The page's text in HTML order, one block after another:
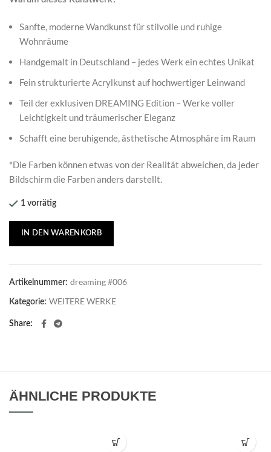
Sanfte, moderne Wandkunst für stilvolle und ruhige
Wohnräume
Handgemalt in Deutschland – jedes Werk ein echtes Unikat
Fein strukturierte Acrylkunst auf hochwertiger Leinwand
Teil der exklusiven DREAMING Edition – Werke voller
Leichtigkeit und träumerischer Eleganz
Schafft eine beruhigende, ästhetische Atmosphäre im Raum
*Die Farben können etwas von der Realität abweichen, da jeder
Bildschirm die Farben anders darstellt.
1 vorrätig
IN DEN WARENKORB
Artikelnummer: dreaming #006
Kategorie: WEITERE WERKE
Share
ÄHNLICHE PRODUKTE